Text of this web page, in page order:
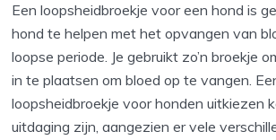
Een loopsheidbroekje voor een hond is
hond te helpen met het opvangen van
loopse periode. Je gebruikt zo’n broekje
in te plaatsen om bloed op te vangen.
loopsheidbroekje voor honden uitkiezen
uitdaging zijn, aangezien er vele